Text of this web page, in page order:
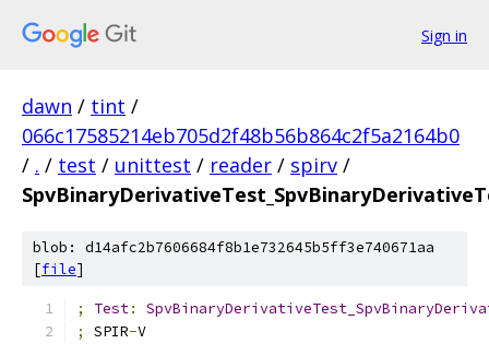
Sign in
dawn / tint /
066c17585214eb705d2f48b56b864c2f5a2164b0
/ . / test / unittest / reader / spirv /
blob: d14afc2b7606684f8b1e732645b5ff3e740671aa
[file]
; Test:
;
SPIR-V